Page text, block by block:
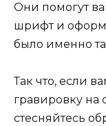
Они помогут
шрифт и
было именно
Так что, если
гравировку на
стесняйтесь